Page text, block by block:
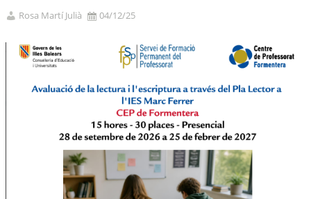
Rosa Martí Julià 04/12/25